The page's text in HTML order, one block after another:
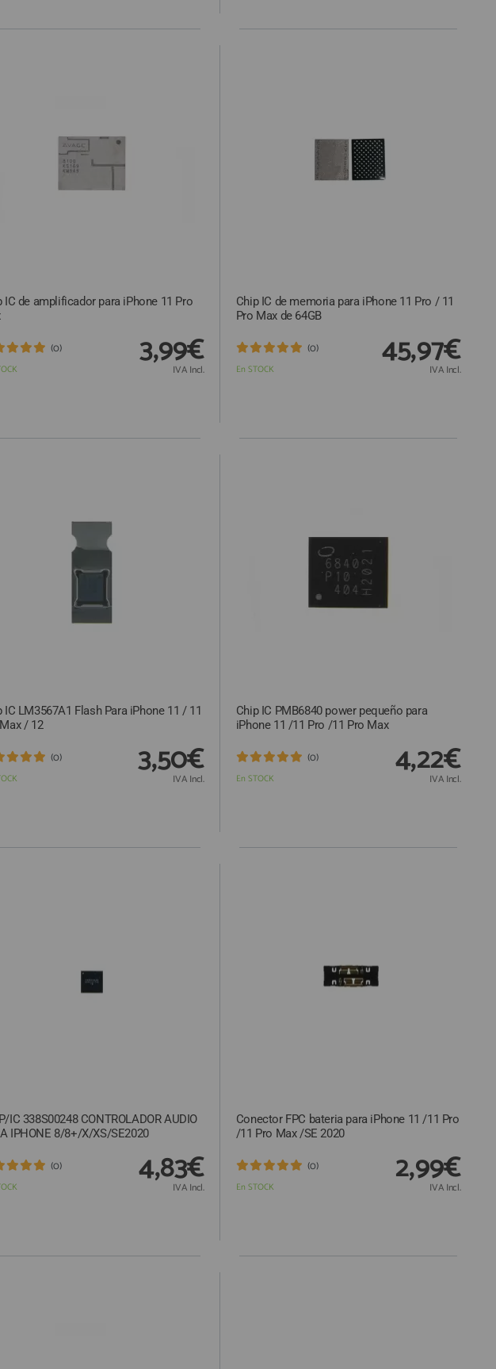
IC de amplificador para iPhone 11 Pro
(0) 3,99€
IVA Incl.
Chip IC de memoria para iPhone 11 Pro / 11
Pro Max de 64GB
En STOCK
(0) 45,97€
IVA Incl.
IC LM3567A1 Flash Para iPhone 11 / 11
/ 12
(0) 3,50€
IVA Incl.
Chip IC PMB6840 power pequeño para
iPhone 11 /11 Pro /11 Pro Max
En STOCK
(0) 4,22€
IVA Incl.
IC 338S00248 CONTROLADOR AUDIO
IPHONE 8/8+/X/XS/SE2020
(0) 4,83€
IVA Incl.
Conector FPC bateria para iPhone 11 /11 Pro
/11 Pro Max /SE 2020
En STOCK
(0) 2,99€
IVA Incl.